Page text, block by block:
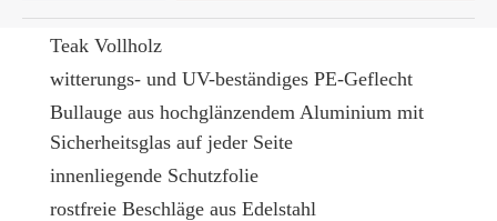
Teak Vollholz
witterungs- und UV-beständiges PE-Geflecht
Bullauge aus hochglänzendem Aluminium mit
Sicherheitsglas auf jeder Seite
innenliegende Schutzfolie
rostfreie Beschläge aus Edelstahl